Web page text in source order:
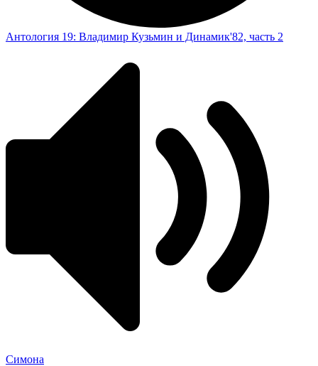
Антология 19: Владимир Кузьмин и Динамик'82, часть 2
Симона